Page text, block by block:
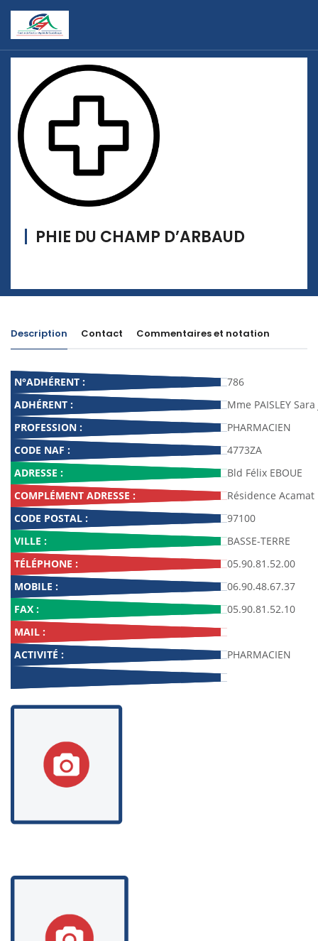
PHIE DU CHAMP D’ARBAUD
Description Contact Commentaires et notation
N°ADHÉRENT :
786
ADHÉRENT :
Mme PAISLEY
PROFESSION :
PHARMACIEN
CODE NAF :
4773ZA
ADRESSE :
Bld Félix EBOUE
COMPLÉMENT ADRESSE :
Résidence
CODE POSTAL :
97100
VILLE :
BASSE-TERRE
TÉLÉPHONE :
05.90.81.52.00
MOBILE :
06.90.48.67.37
FAX :
05.90.81.52.10
MAIL :
ACTIVITÉ :
PHARMACIEN